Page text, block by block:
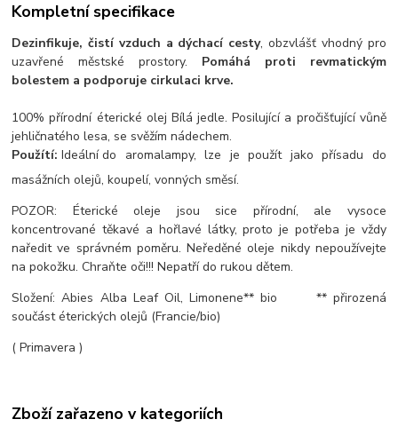
Kompletní specifikace
Dezinfikuje, čistí vzduch a dýchací cesty, obzvlášť vhodný pro
uzavřené městské prostory. Pomáhá proti revmatickým
bolestem a podporuje cirkulaci krve.
100% přírodní éterické olej Bílá jedle. Posilující a pročišťující vůně
jehličnatého lesa, se svěžím nádechem.
Použítí: Ideální do aromalampy, lze je použít jako přísadu do
masážních olejů, koupelí, vonných směsí.
POZOR: Éterické oleje jsou sice přírodní, ale vysoce
koncentrované těkavé a hořlavé látky, proto je potřeba je vždy
naředit ve správném poměru. Neředěné oleje nikdy nepoužívejte
na pokožku. Chraňte oči!!! Nepatří do rukou dětem.
Složení: Abies Alba Leaf Oil, Limonene** bio ** přirozená
součást éterických olejů (Francie/bio)
( Primavera )
Zboží zařazeno v kategoriích